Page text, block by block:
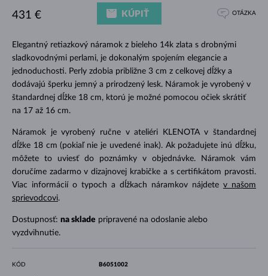
Elegantný retiazkový náramok z bieleho 14k zlata s drobnými
sladkovodnými perlami, je dokonalým spojením elegancie a
jednoduchosti. Perly zdobia približne 3 cm z celkovej dĺžky a
dodávajú šperku jemný a prirodzený lesk. Náramok je vyrobený v
štandardnej dĺžke 18 cm, ktorú je možné pomocou očiek skrátiť
na 17 až 16 cm.
Náramok je vyrobený ručne v ateliéri KLENOTA v štandardnej
dĺžke 18 cm (pokiaľ nie je uvedené inak). Ak požadujete inú dĺžku,
môžete to uviesť do poznámky v objednávke. Náramok vám
doručíme zadarmo v dizajnovej krabičke a s certifikátom pravosti.
Viac informácií o typoch a dĺžkach náramkov nájdete v našom
sprievodcovi.
Dostupnosť: na sklade pripravené na odoslanie alebo
vyzdvihnutie.
431 € KÚPIŤ OTÁZKA
KÓD B6051002